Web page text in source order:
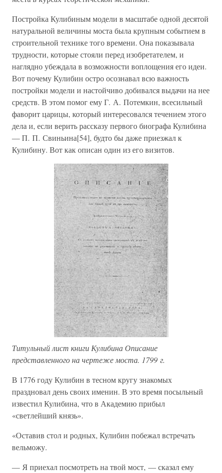
Постройка Кулибиным модели в масштабе одной десятой
натуральной величины моста была крупным событием в
строительной технике того времени. Она показывала
трудности, которые стояли перед изобретателем, и
наглядно убеждала в возможности воплощения его идеи.
Вот почему Кулибин остро осознавал всю важность
постройки модели и настойчиво добивался выдачи на нее
средств. В этом помог ему Г. А. Потемкин, всесильный
фаворит царицы, который интересовался течением этого
дела и, если верить рассказу первого биографа Кулибина
— П. П. Свиньина[54], будто бы даже приезжал к
Кулибину. Вот как описан один из его визитов.
Титульный лист книги Кулибина Описание
представленного на чертеже моста. 1799 г.
В 1776 году Кулибин в тесном кругу знакомых
праздновал день своих именин. В это время посыльный
известил Кулибина, что в Академию прибыл
«светлейший князь».
«Оставив стол и родных, Кулибин побежал встречать
вельможу.
— Я приехал посмотреть на твой мост, — сказал ему